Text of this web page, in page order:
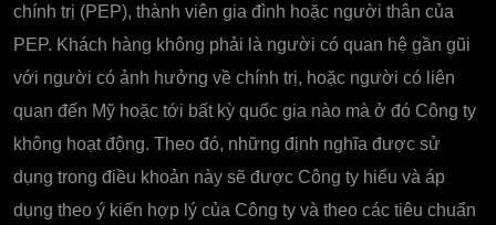
chính trị (PEP), thành viên gia đình hoặc người thân của
PEP. Khách hàng không phải là người có quan hệ gần gũi
với người có ảnh hưởng về chính trị, hoặc người có liên
quan đến Mỹ hoặc tới bất kỳ quốc gia nào mà ở đó Công ty
không hoạt động. Theo đó, những định nghĩa được sử
dụng trong điều khoản này sẽ được Công ty hiểu và áp
dụng theo ý kiến hợp lý của Công ty và theo các tiêu chuẩn